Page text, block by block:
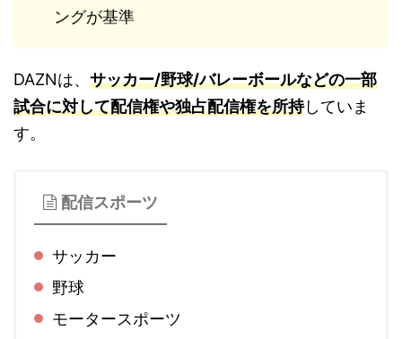
ングが基準
DAZNは、 サッカー/野球/バレーボールなどの一部
試合に対して配信権や独占配信権を所持していま
す。
配信スポーツ
サッカー
野球
モータースポーツ